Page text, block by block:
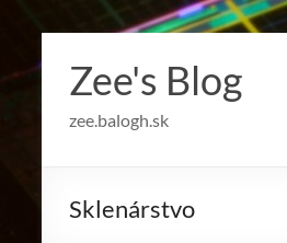
to
content
Zee's Blog
zee.balogh.sk
Sklenárstvo